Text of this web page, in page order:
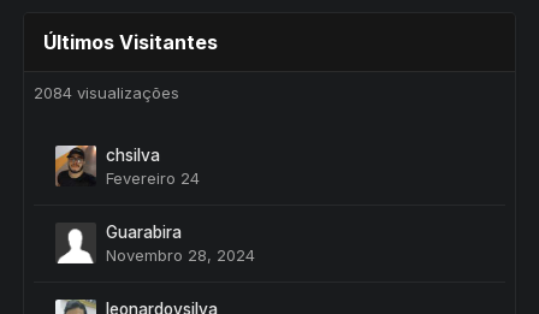
Últimos Visitantes
2084 visualizações
chsilva
Fevereiro 24
Guarabira
Novembro 28, 2024
leonardovsilva